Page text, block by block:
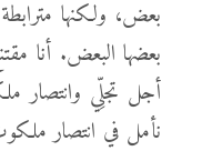
بعض، ولكنها
بعضها البعض. أنا
أجل تجلِّي وانتصار
نأمل في انتصار